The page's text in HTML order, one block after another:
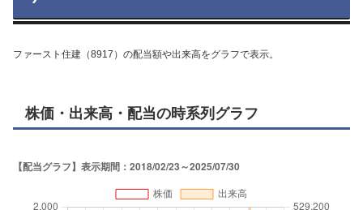
ファースト住建（8917）の配当額や出来高をグラフで表示。
株価・出来高・配当の時系列グラフ